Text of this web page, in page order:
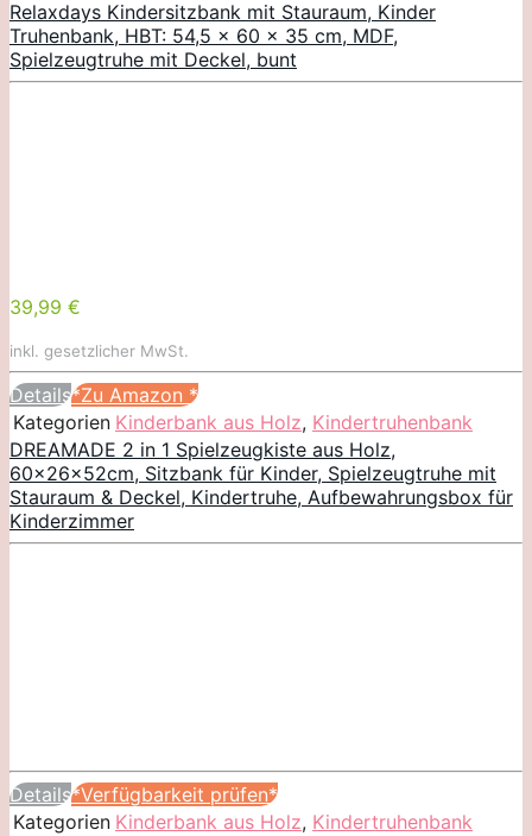
Relaxdays Kindersitzbank mit Stauraum, Kinder
Truhenbank, HBT: 54,5 x 60 x 35 cm, MDF,
Spielzeugtruhe mit Deckel, bunt
39,99 €
inkl. gesetzlicher MwSt.
Details*Zu Amazon *
Kategorien Kinderbank aus Holz, Kindertruhenbank
DREAMADE 2 in 1 Spielzeugkiste aus Holz,
60x26x52cm, Sitzbank für Kinder, Spielzeugtruhe mit
Stauraum & Deckel, Kindertruhe, Aufbewahrungsbox für
Kinderzimmer
Details*Verfügbarkeit prüfen*
Kategorien Kinderbank aus Holz, Kindertruhenbank